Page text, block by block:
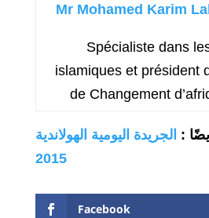
Mr Mohamed Karim
Spécialiste dans
islamiques et président
de Changement
: الجريدة اليومية الهولاندية
2015
Facebook